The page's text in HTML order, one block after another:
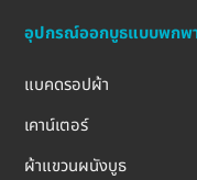
อุปกรณ์ออกบูธแบบพกพ
แบคดรอปผ้า
เคาน์เตอร์
ผ้าแขวนผนังบูธ